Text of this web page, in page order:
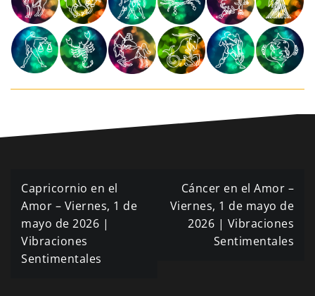
Navegación
de
entradas
Capricornio en el
Amor – Viernes, 1 de
mayo de 2026 |
Vibraciones
Sentimentales
Cáncer en el Amor –
Viernes, 1 de mayo de
2026 | Vibraciones
Sentimentales